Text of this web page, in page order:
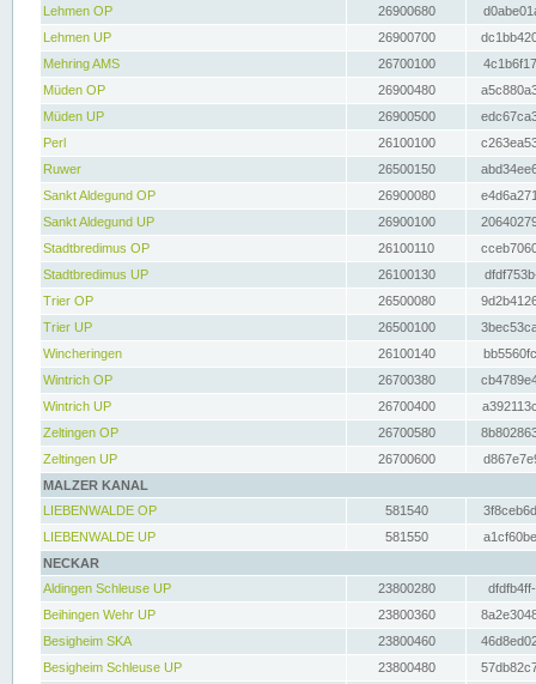
Lehmen OP
26900680
Lehmen UP
26900700
Mehring AMS
26700100
Müden OP
26900480
Müden UP
26900500
Perl
26100100
Ruwer
26500150
Sankt Aldegund OP
26900080
Sankt Aldegund UP
26900100
Stadtbredimus OP
26100110
Stadtbredimus UP
26100130
Trier OP
26500080
Trier UP
26500100
Wincheringen
26100140
Wintrich OP
26700380
Wintrich UP
26700400
Zeltingen OP
26700580
Zeltingen UP
26700600
MALZER KANAL
LIEBENWALDE OP
581540
LIEBENWALDE UP
581550
NECKAR
Aldingen Schleuse UP
23800280
Beihingen Wehr UP
23800360
Besigheim SKA
23800460
Besigheim Schleuse UP
23800480